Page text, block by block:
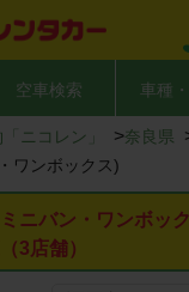
空車検索 車種
ニコレン」 >奈良県
ワンボックス)
ニバン・ワンボッ
3店舗）